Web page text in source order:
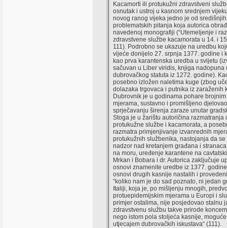
Kacamorti ili protukužni zdravstveni
osnutak i ustroj u kasnom srednjem
novog ranog vijeka jedno je od
problematskih pitanja koja autorica
navedenoj monografiji (“Utemeljenje i
zdravstvene službe kacamorata u 14. i
111). Podrobno se ukazuje na uredbu
vijeće donijelo 27. srpnja 1377. godine i
kao prva karantenska uredba u svijetu
sačuvan u Liber viridis, knjiga nadopuna
dubrovačkog statuta iz 1272. godine).
posebno izložen naletima kuge (zbog
dolazaka trgovaca i putnika iz zaraženih
Dubrovnik je u godinama pohare
mjerama, sustavno i promišljeno
sprječavanju širenja zaraze unutar
Stoga je u žarištu autoričina razmatranja
protukužne službe i kacamorata, a
razmatra primjenjivanje izvanrednih
protukužnih službenika, nastojanja da se
nadzor nad kretanjem građana i
na moru, uređenje karantene na
Mrkan i Bobara i dr. Autorica zaključuje
osnovi znamenite uredbe iz 1377.
osnovi drugih kasnije nastalih i
“koliko nam je do sad poznato, ni jedan
Italiji, koja je, po mišljenju mnogih,
protuepidemijskim mjerama u Europi i
primjer ostalima, nije posjedovao stalnu
zdravstvenu službu takve prirode
nego istom pola stoljeća kasnije,
utjecajem dubrovačkih iskustava“ (111).